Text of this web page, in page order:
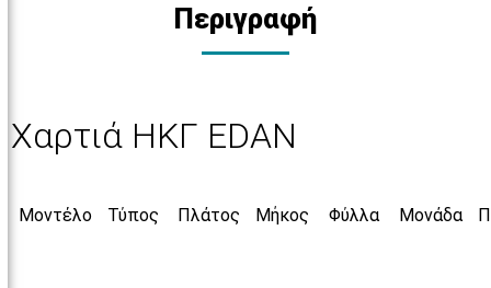
Περιγραφή
Χαρτιά ΗΚΓ EDAN
Μοντέλο Τύπος Πλάτος Μήκος Φύλλα Μονάδα